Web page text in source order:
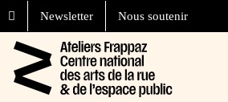
Aller au contenu
Skip to footer
Nous soutenir
Newsletter